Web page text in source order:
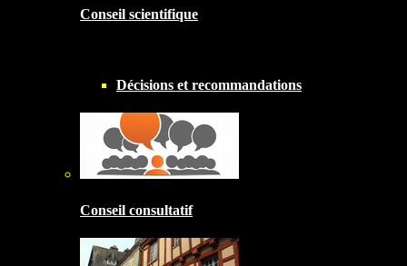
Conseil scientifique
Décisions et recommandations
Conseil consultatif